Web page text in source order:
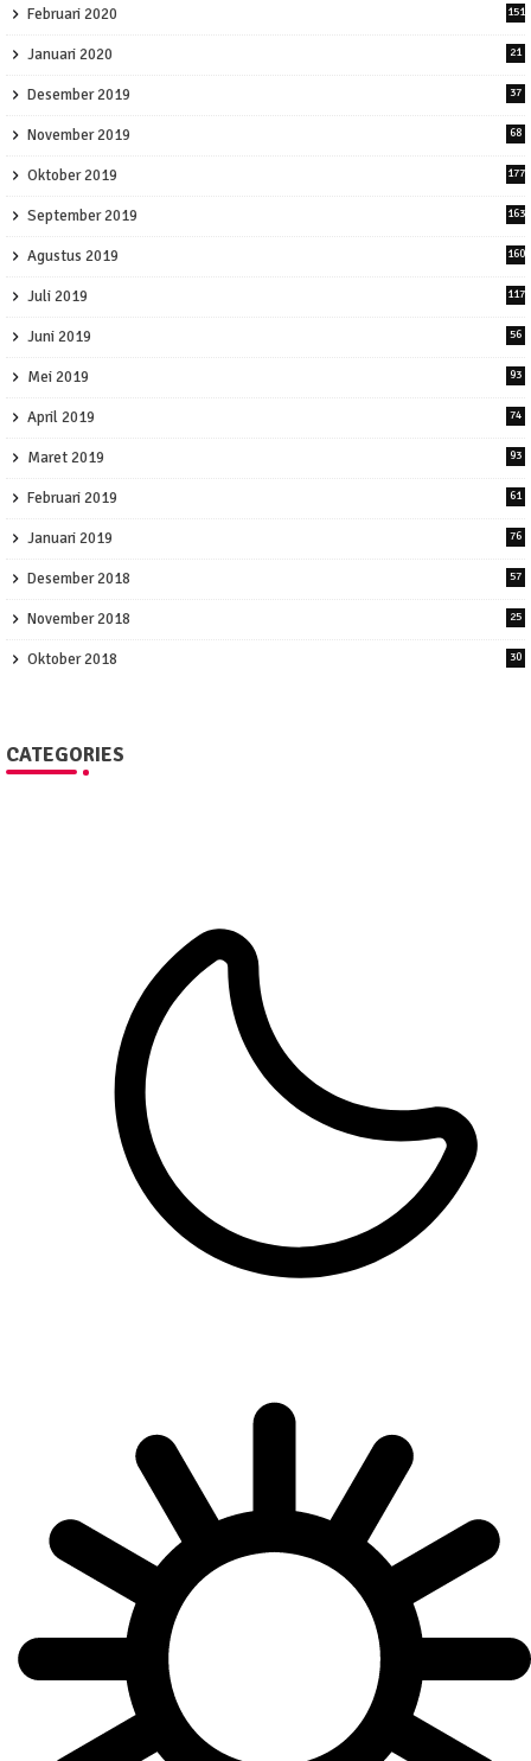
Februari 2020 151
Januari 2020 21
Desember 2019 37
November 2019 68
Oktober 2019 177
September 2019 163
Agustus 2019 160
Juli 2019 117
Juni 2019 56
Mei 2019 93
April 2019 74
Maret 2019 93
Februari 2019 61
Januari 2019 76
Desember 2018 57
November 2018 25
Oktober 2018 30
CATEGORIES